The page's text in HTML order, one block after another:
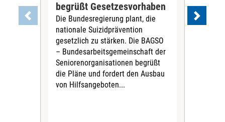
begrüßt Gesetzesvorhaben
Die Bundesregierung plant, die
nationale Suizidprävention
gesetzlich zu stärken. Die BAGSO
– Bundesarbeitsgemeinschaft der
Seniorenorganisationen begrüßt
die Pläne und fordert den Ausbau
von Hilfsangeboten...